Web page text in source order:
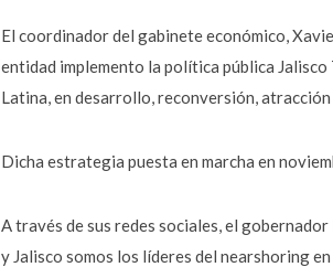
El coordinador del gabinete económico,
entidad implemento la política pública
Latina, en desarrollo, reconversión,
Dicha estrategia puesta en marcha en
A través de sus redes sociales, el
y Jalisco somos los líderes del nearshoring en